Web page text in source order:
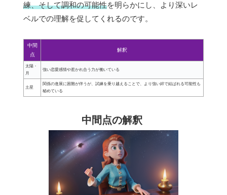
練、そして調和の可能性を明らかにし、より深いレ
ベルでの理解を促してくれるのです。
中間
点
解釈
太陽・
月
強い恋愛感情や惹かれ合う力が働いている
土星
関係の進展に困難が伴うが、試練を乗り越えることで、より強い絆で結ばれる可能性も
秘めている
中間点の解釈